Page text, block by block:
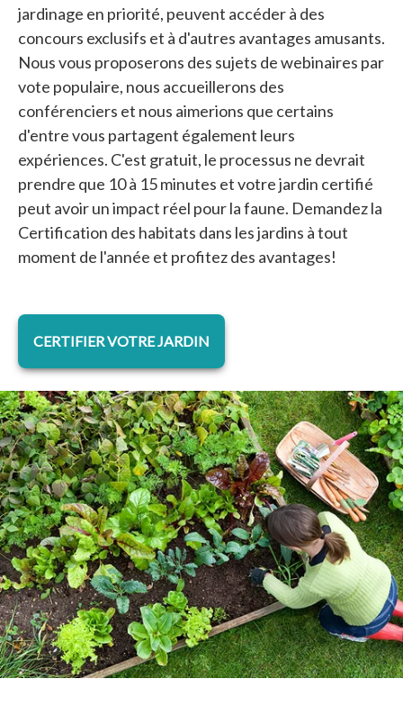
jardinage en priorité, peuvent accéder à des
concours exclusifs et à d'autres avantages amusants.
Nous vous proposerons des sujets de webinaires par
vote populaire, nous accueillerons des
conférenciers et nous aimerions que certains
d'entre vous partagent également leurs
expériences. C'est gratuit, le processus ne devrait
prendre que 10 à 15 minutes et votre jardin certifié
peut avoir un impact réel pour la faune. Demandez la
Certification des habitats dans les jardins à tout
moment de l'année et profitez des avantages!
CERTIFIER VOTRE JARDIN
s’ouvre dans un nouvel onglet